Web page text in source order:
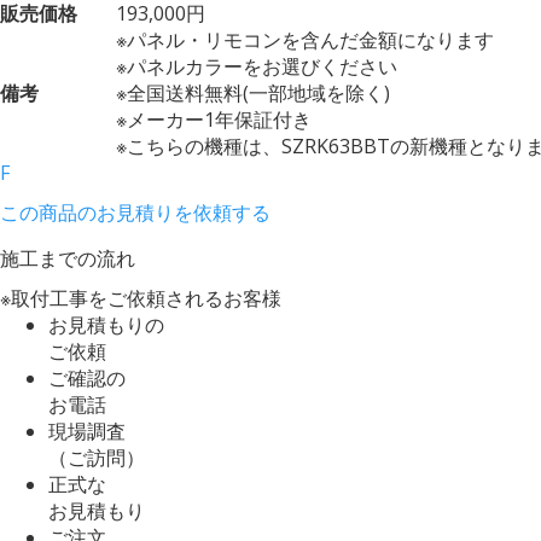
販売価格 193,000円
備考
※パネル・リモコンを含んだ金額になります
※パネルカラーをお選びください
※全国送料無料(一部地域を除く)
※メーカー1年保証付き
※こちらの機種は、SZRK63BBTの新機種となり
F
この商品のお見積りを依頼する
施工までの流れ
※取付工事をご依頼されるお客様
お見積もりの
ご依頼
ご確認の
お電話
現場調査
（ご訪問）
正式な
お見積もり